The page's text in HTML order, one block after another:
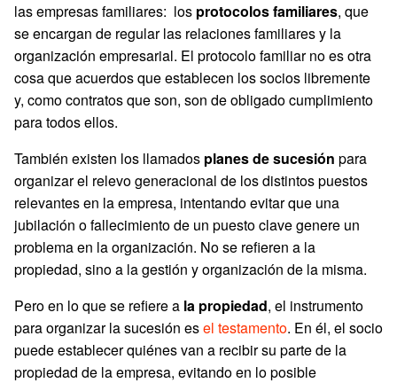
las empresas familiares: los protocolos familiares, que
se encargan de regular las relaciones familiares y la
organización empresarial. El protocolo familiar no es otra
cosa que acuerdos que establecen los socios libremente
y, como contratos que son, son de obligado cumplimiento
para todos ellos.
También existen los llamados planes de sucesión para
organizar el relevo generacional de los distintos puestos
relevantes en la empresa, intentando evitar que una
jubilación o fallecimiento de un puesto clave genere un
problema en la organización. No se refieren a la
propiedad, sino a la gestión y organización de la misma.
Pero en lo que se refiere a la propiedad, el instrumento
para organizar la sucesión esel testamento. En él, el socio
puede establecer quiénes van a recibir su parte de la
propiedad de la empresa, evitando en lo posible